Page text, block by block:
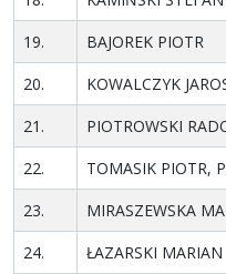
19.
BAJOREK PIOTR
20.
KOWALCZYK
21.
PIOTROWSKI
22.
TOMASIK PIOTR,
23.
MIRASZEWSKA
24.
ŁAZARSKI MARIAN